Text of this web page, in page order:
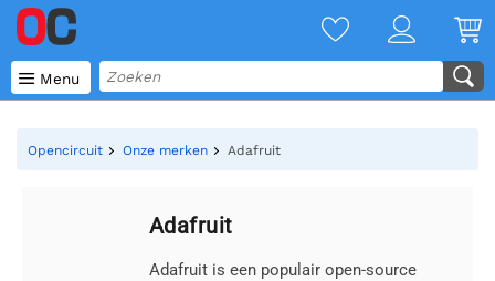
 Menu
Opencircuit Onze merken Adafruit
Adafruit
Adafruit is een populair open-source